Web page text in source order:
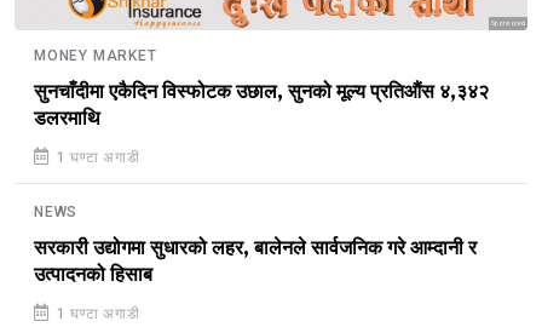
Sponsored
MONEY MARKET
सुनचाँदीमा एकैदिन विस्फोटक उछाल, सुनको मूल्य प्रतिऔंस ४,३४२
डलरमाथि
1 घण्टा अगाडी
NEWS
सरकारी उद्योगमा सुधारको लहर, बालेनले सार्वजनिक गरे आम्दानी र
उत्पादनको हिसाब
1 घण्टा अगाडी